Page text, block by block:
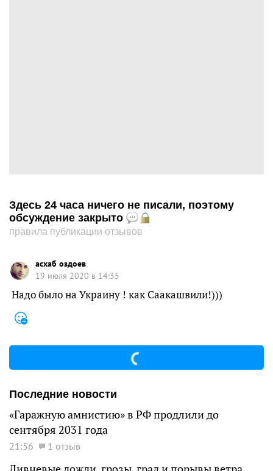
Здесь 24 часа ничего не писали, поэтому
обсуждение закрыто
правила публикации отзывов
асхаб оздоев
19 июля 2020 в 14:35
Надо было на Украину ! как Саакашвили!)))
Последние новости
«Гаражную амнистию» в РФ продлили до
сентября 2031 года
21:56 1 отзыв